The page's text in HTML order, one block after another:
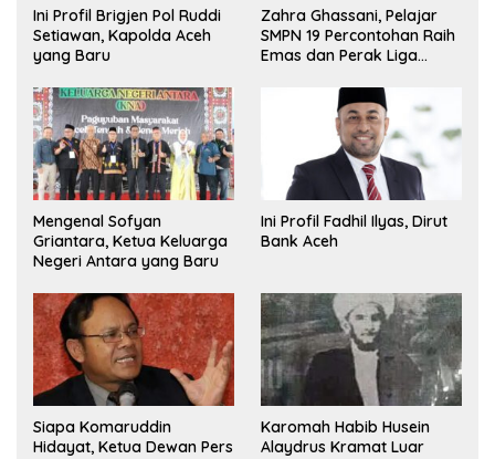
Ini Profil Brigjen Pol Ruddi
Setiawan, Kapolda Aceh
yang Baru
Zahra Ghassani, Pelajar
SMPN 19 Percontohan Raih
Emas dan Perak Liga
Mengenal Sofyan
Griantara, Ketua Keluarga
Negeri Antara yang Baru
Ini Profil Fadhil Ilyas, Dirut
Bank Aceh
Siapa Komaruddin
Hidayat, Ketua Dewan Pers
Karomah Habib Husein
Alaydrus Kramat Luar